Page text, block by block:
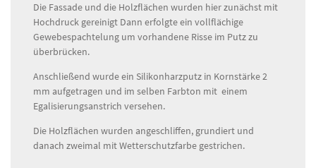
Die Fassade und die Holzflächen wurden hier zunächst mit
Hochdruck gereinigt Dann erfolgte ein vollflächige
Gewebespachtelung um vorhandene Risse im Putz zu
überbrücken.
Anschließend wurde ein Silikonharzputz in Kornstärke 2
mm aufgetragen und im selben Farbton mit einem
Egalisierungsanstrich versehen.
Die Holzflächen wurden angeschliffen, grundiert und
danach zweimal mit Wetterschutzfarbe gestrichen.